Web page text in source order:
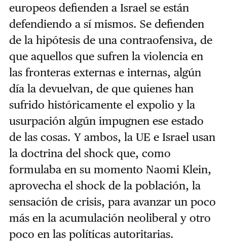
europeos defienden a Israel se están
defendiendo a sí mismos. Se defienden
de la hipótesis de una contraofensiva, de
que aquellos que sufren la violencia en
las fronteras externas e internas, algún
día la devuelvan, de que quienes han
sufrido históricamente el expolio y la
usurpación algún impugnen ese estado
de las cosas. Y ambos, la UE e Israel usan
la doctrina del shock que, como
formulaba en su momento Naomi Klein,
aprovecha el shock de la población, la
sensación de crisis, para avanzar un poco
más en la acumulación neoliberal y otro
poco en las políticas autoritarias.